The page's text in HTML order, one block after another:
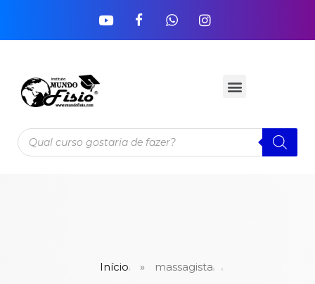
Início » massagista